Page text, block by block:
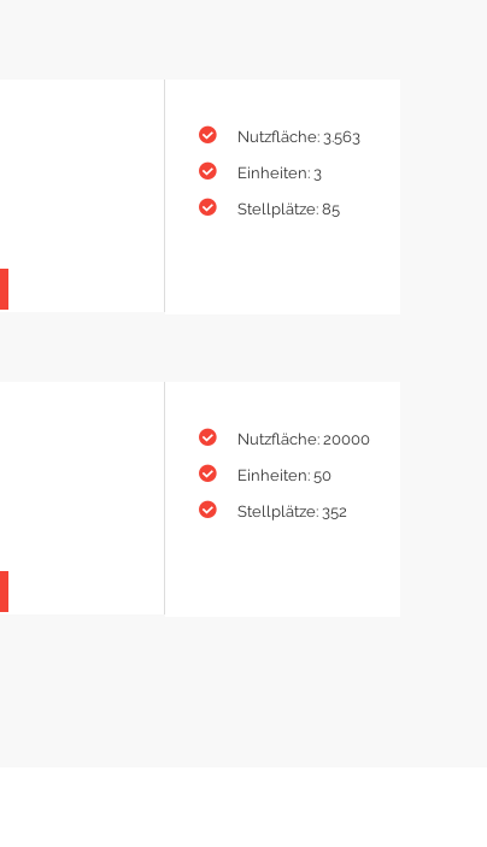
Nutzfläche: 3.563
Einheiten: 3
Stellplätze: 85
Nutzfläche: 20000
Einheiten: 50
Stellplätze: 352